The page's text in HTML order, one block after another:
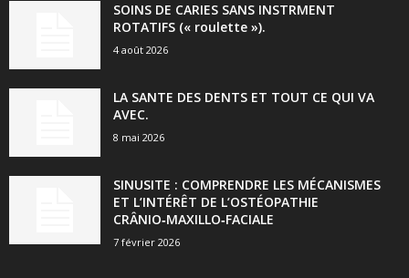
SOINS DE CARIES SANS INSTRMENT
ROTATIFS (« roulette »).
4 août 2026
LA SANTE DES DENTS ET TOUT CE QUI VA
AVEC.
8 mai 2026
SINUSITE : COMPRENDRE LES MÉCANISMES
ET L’INTÉRÊT DE L’OSTÉOPATHIE
CRÂNIO‑MAXILLO‑FACIALE
7 février 2026